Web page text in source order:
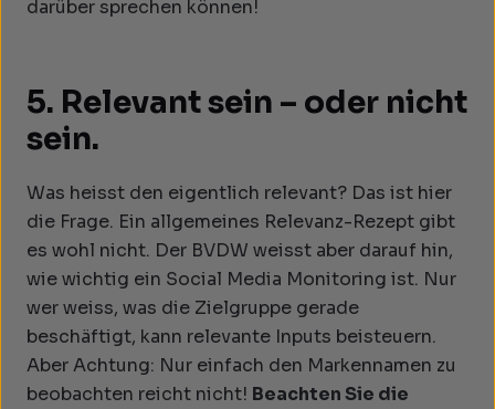
darüber sprechen können!
5. Relevant sein – oder nicht
sein.
Was heisst den eigentlich relevant? Das ist hier
die Frage. Ein allgemeines Relevanz-Rezept gibt
es wohl nicht. Der BVDW weisst aber darauf hin,
wie wichtig ein Social Media Monitoring ist. Nur
wer weiss, was die Zielgruppe gerade
beschäftigt, kann relevante Inputs beisteuern.
Aber Achtung: Nur einfach den Markennamen zu
beobachten reicht nicht! Beachten Sie die